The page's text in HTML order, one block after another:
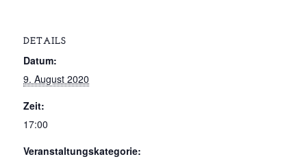
DETAILS
Datum:
9. August 2020
Zeit:
17:00
Veranstaltungskategorie: